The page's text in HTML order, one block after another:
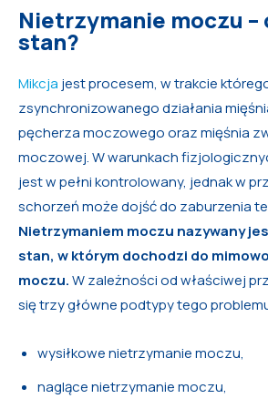
Nietrzymanie moczu –
stan?
Mikcja jest procesem, w trakcie
zsynchronizowanego działania
pęcherza moczowego oraz mięśnia
moczowej. W warunkach
jest w pełni kontrolowany, jednak w
schorzeń może dojść do zaburzenia
Nietrzymaniem moczu nazywany
stan, w którym dochodzi do
moczu.W zależności od właściwej
się trzy główne podtypy tego
wysiłkowe nietrzymanie moczu,
naglące nietrzymanie moczu,